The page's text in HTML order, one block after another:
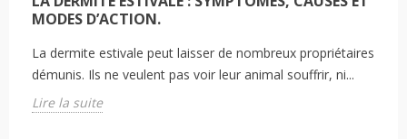
MODES D’ACTION.
La dermite estivale peut laisser de nombreux propriétaires
démunis. Ils ne veulent pas voir leur animal souffrir, ni...
Lire la suite